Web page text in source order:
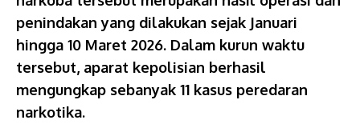
penindakan yang dilakukan sejak Januari
hingga 10 Maret 2026. Dalam kurun waktu
tersebut, aparat kepolisian berhasil
mengungkap sebanyak 11 kasus peredaran
narkotika.